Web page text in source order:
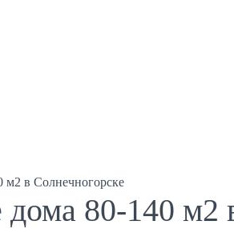
м2 в Солнечногорске
80-140 м2